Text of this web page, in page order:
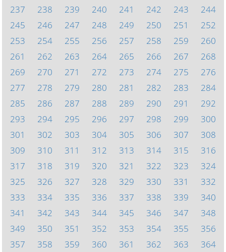
237
238 239 240 241 242 243
244
245
246 247 248 249 250 251
252
253
254 255 256 257 258 259
260
261
262 263 264 265 266 267
268
269
270 271 272 273 274 275
276
277
278 279 280 281 282 283
284
285
286 287 288 289 290 291
292
293
294 295 296 297 298 299
300
301
302 303 304 305 306 307
308
309
310 311 312 313 314 315
316
317
318 319 320 321 322 323
324
325
326 327 328 329 330 331
332
333
334 335 336 337 338 339
340
341
342 343 344 345 346 347
348
349
350 351 352 353 354 355
356
357
358 359 360 361 362 363 364